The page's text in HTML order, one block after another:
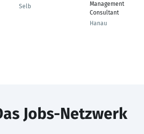
Selb
Management
Consultant
Hanau
Jobs-Netzwerk